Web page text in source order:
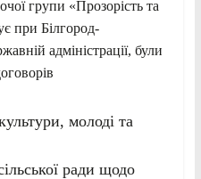
групи «Прозорість та
при Білгород-
адміністрації, були
молоді та
ради щодо